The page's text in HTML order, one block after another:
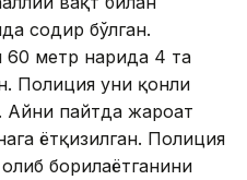
содир бўлган.
метр нарида 4 та
Полиция уни қонли
Айни пайтда жароҳат
ётқизилган. Полиция
борилаётганини